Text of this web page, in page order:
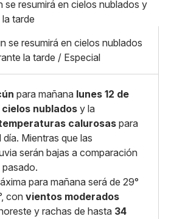
Pequeño
Mediano
Grande
se resumirá en cielos nublados
la tarde / Especial
para mañana lunes 12 de
cielos nublados y la
calurosas para
Mientras que las
serán bajas a comparación
para mañana será de 29°
con vientos moderados
y rachas de hasta 34